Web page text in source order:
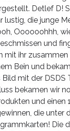
Detlef D!
lustig, die junge
Oooooohhh,
und
mit ihr
Bein und
Bild mit der
bekamen wir
und
die